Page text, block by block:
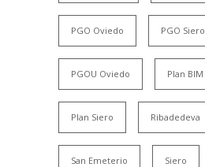
PGO Oviedo PGO Siero
PGOU Oviedo Plan BIM
Plan Siero Ribadedeva
San Emeterio Siero